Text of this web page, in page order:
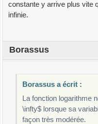
constante y arrive plus vite
infinie.
Borassus
Borassus a écrit :
La fonction logarithme
\infty$ lorsque sa
façon très modérée.